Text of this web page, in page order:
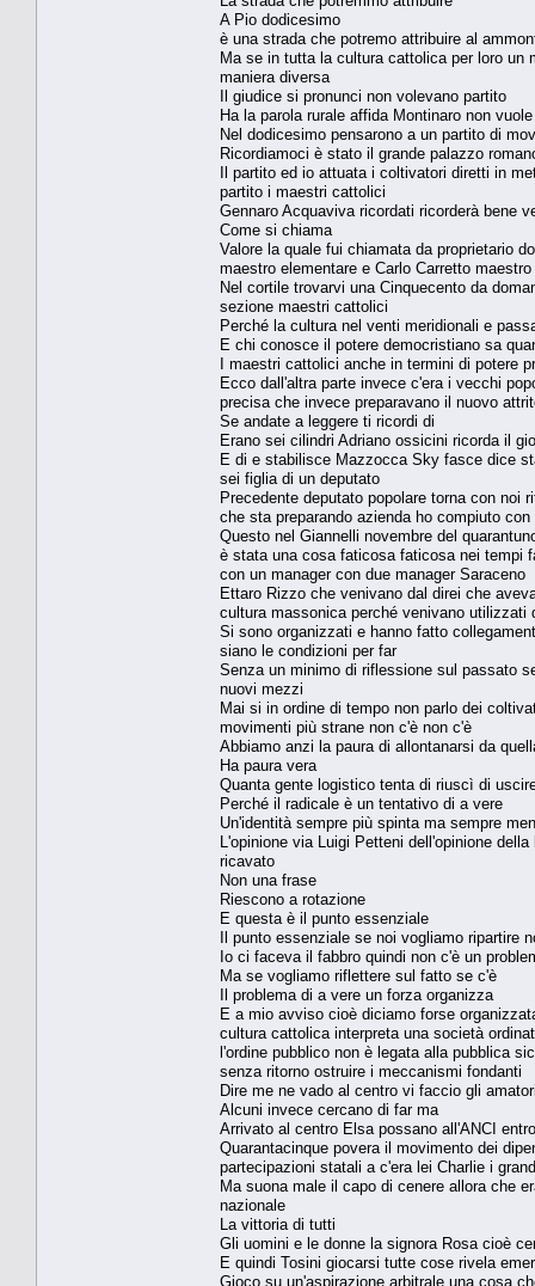
A Pio dodicesimo
è una strada che potremo attribuire al
Ma se in tutta la cultura cattolica per loro un
maniera diversa
Il giudice si pronunci non volevano partito
Ha la parola rurale affida Montinaro non
Nel dodicesimo pensarono a un partito di
Ricordiamoci è stato il grande palazzo
Il partito ed io attuata i coltivatori diretti in
partito i maestri cattolici
Gennaro Acquaviva ricordati ricorderà bene
Come si chiama
Valore la quale fui chiamata da proprietario
maestro elementare e Carlo Carretto
Nel cortile trovarvi una Cinquecento da
sezione maestri cattolici
Perché la cultura nel venti meridionali e
E chi conosce il potere democristiano sa
I maestri cattolici anche in termini di potere
Ecco dall'altra parte invece c'era i vecchi
precisa che invece preparavano il nuovo
Se andate a leggere ti ricordi di
Erano sei cilindri Adriano ossicini ricorda il
E di e stabilisce Mazzocca Sky fasce dice
sei figlia di un deputato
Precedente deputato popolare torna con noi
che sta preparando azienda ho compiuto con
Questo nel Giannelli novembre del
è stata una cosa faticosa faticosa nei tempi
con un manager con due manager Saraceno
Ettaro Rizzo che venivano dal direi che
cultura massonica perché venivano utilizzati
Si sono organizzati e hanno fatto
siano le condizioni per far
Senza un minimo di riflessione sul passato
nuovi mezzi
Mai si in ordine di tempo non parlo dei
movimenti più strane non c'è non c'è
Abbiamo anzi la paura di allontanarsi da
Ha paura vera
Quanta gente logistico tenta di riuscì di
Perché il radicale è un tentativo di a vere
Un'identità sempre più spinta ma sempre
L'opinione via Luigi Petteni dell'opinione
ricavato
Non una frase
Riescono a rotazione
E questa è il punto essenziale
Il punto essenziale se noi vogliamo ripartire
Io ci faceva il fabbro quindi non c'è un
Ma se vogliamo riflettere sul fatto se c'è
Il problema di a vere un forza organizza
E a mio avviso cioè diciamo forse
cultura cattolica interpreta una società
l'ordine pubblico non è legata alla pubblica
senza ritorno ostruire i meccanismi fondanti
Dire me ne vado al centro vi faccio gli
Alcuni invece cercano di far ma
Arrivato al centro Elsa possano all'ANCI
Quarantacinque povera il movimento dei
partecipazioni statali a c'era lei Charlie i
Ma suona male il capo di cenere allora che
nazionale
La vittoria di tutti
Gli uomini e le donne la signora Rosa cioè
E quindi Tosini giocarsi tutte cose rivela
Gioco su un'aspirazione arbitrale una cosa